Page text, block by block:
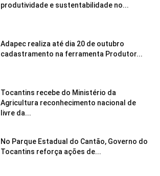
produtividade e sustentabilidade no...
Adapec realiza até dia 20 de outubro
cadastramento na ferramenta Produtor...
Tocantins recebe do Ministério da
Agricultura reconhecimento nacional de
livre da...
No Parque Estadual do Cantão, Governo do
Tocantins reforça ações de...